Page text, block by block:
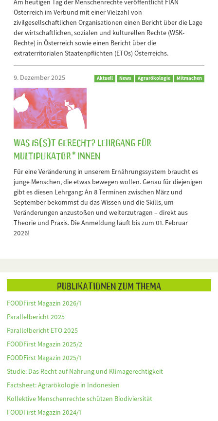
Am heutigen Tag der Menschenrechte veröffentlicht FIAN
Österreich im Verbund mit einer Vielzahl von
zivilgesellschaftlichen Organisationen einen Bericht über die Lage
der wirtschaftlichen, sozialen und kulturellen Rechte (WSK-
Rechte) in Österreich sowie einen Bericht über die
extraterritorialen Staatenpflichten (ETOs) Österreichs.
9. Dezember 2025 Aktuell News Agrarökologie Mitmachen
Was is(s)t gerecht? Lehrgang für
Multiplikator*innen
Für eine Veränderung in unserem Ernährungssystem braucht es
junge Menschen, die etwas bewegen wollen. Genau für diejenigen
gibt es diesen Lehrgang: An 8 Terminen zwischen März und
September bekommst du das Wissen und die Skills, um
Veränderungen anzustoßen und weiterzutragen – direkt aus
Theorie und Praxis. Die Anmeldung läuft bis zum 01. Februar
2026!
Publikationen zum Thema
FOODFirst Magazin 2026/1
Parallelbericht 2025
Parallelbericht ETO 2025
FOODFirst Magazin 2025/2
FOODFirst Magazin 2025/1
Studie: Das Recht auf Nahrung und Klimagerechtigkeit
Factsheet: Agrarökologie in Indonesien
Kollektive Menschenrechte schützen Biodiviersität
FOODFirst Magazin 2024/1